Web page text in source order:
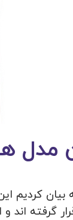
مدل
بیان کردیم
گرفته اند و